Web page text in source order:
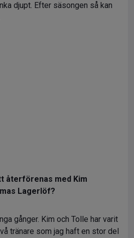
djupt. Efter säsongen så kan
återförenas med Kim
Lagerlöf?
gånger. Kim och Tolle har varit
tränare som jag haft en stor del